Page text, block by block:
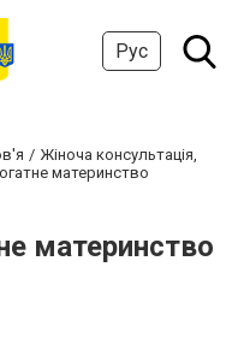
Рус
Жіноча консультація,
материнство
материнство